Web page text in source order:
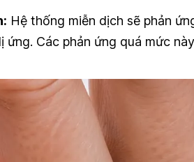
Hệ thống miễn dịch sẽ phản
Các phản ứng quá mức